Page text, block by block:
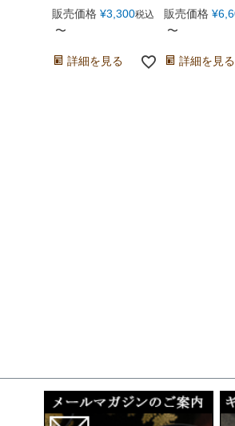
販売価格 ¥3,300税込
〜
詳細を見る
販売価格 ¥
〜
詳細を見る